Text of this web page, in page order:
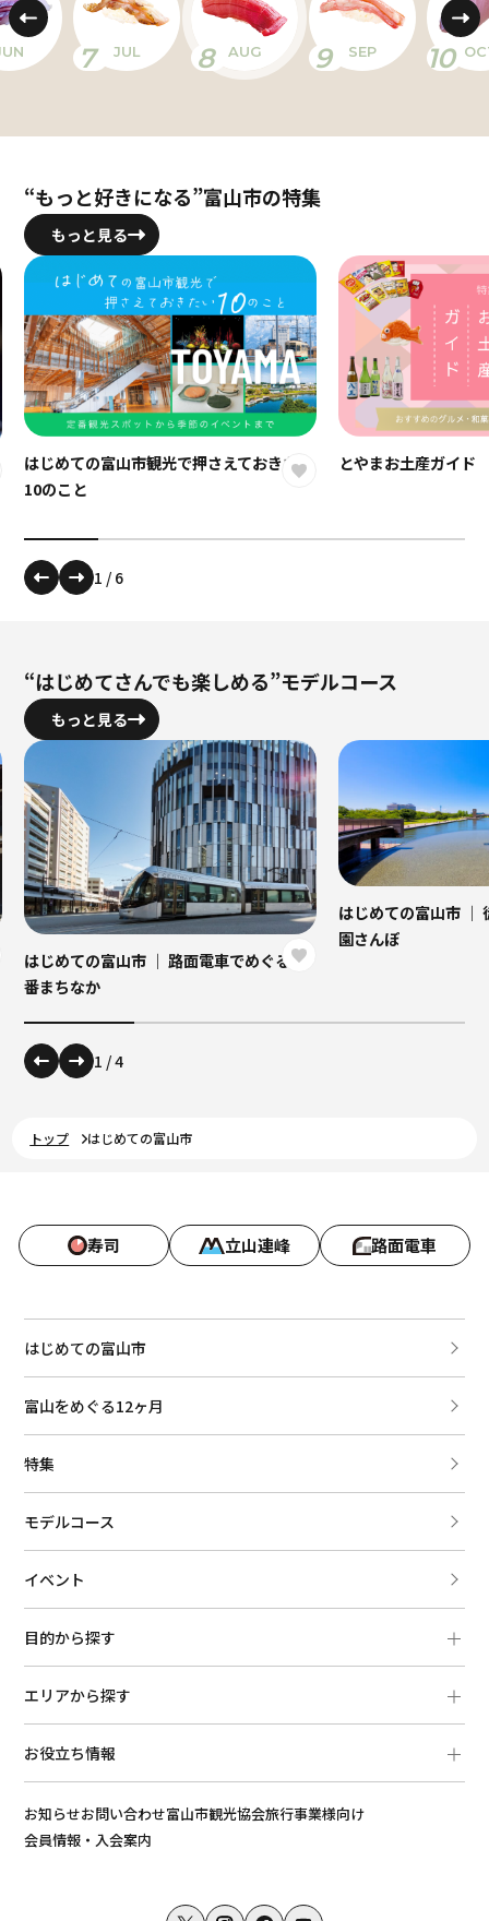
7 JUL 8 AUG 9 SEP 10
“もっと好きになる”富山市の特集
もっと見る
はじめての富山市観光で押さえておきたい
10のこと
とやまお土産ガイド
1 / 6
“はじめてさんでも楽しめる”モデルコース
もっと見る
はじめての富山市 ｜ 路面電車でめぐる定
番まちなか
はじめての富山市 ｜
園さんぽ
1 /4
トップ はじめての富山市
寿司 立山連峰 路面電車
はじめての富山市
富山をめぐる12ヶ月
特集
モデルコース
イベント
目的から探す
エリアから探す
お役立ち情報
お知らせお問い合わせ富山市観光協会旅行事業様向け
会員情報・入会案内